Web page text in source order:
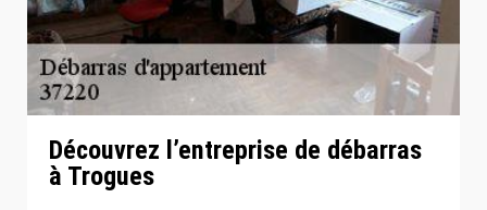
Découvrez l’entreprise de débarras
à Trogues